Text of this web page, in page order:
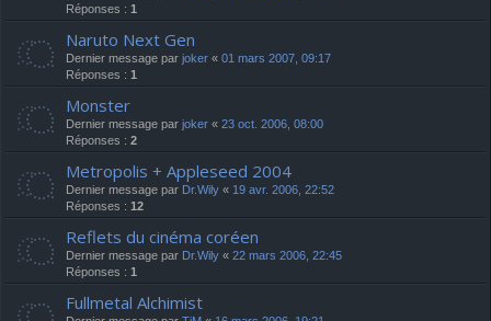
Réponses : 1
Naruto Next Gen
Dernier message par joker « 01 mars 2007, 09:17
Réponses : 1
Monster
Dernier message par joker « 23 oct. 2006, 08:00
Réponses : 2
Metropolis + Appleseed 2004
Dernier message par Dr.Wily « 19 avr. 2006, 22:52
Réponses : 12
Reflets du cinéma coréen
Dernier message par Dr.Wily « 22 mars 2006, 22:45
Réponses : 1
Fullmetal Alchimist